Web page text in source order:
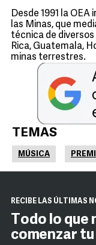
Desde 1991 la
las Minas, que
técnica de
Rica, Guatemala,
minas terrestres.
TEMAS
MÚSICA
RECIBE LAS ÚLTIMAS
Todo lo que
comenzar tu